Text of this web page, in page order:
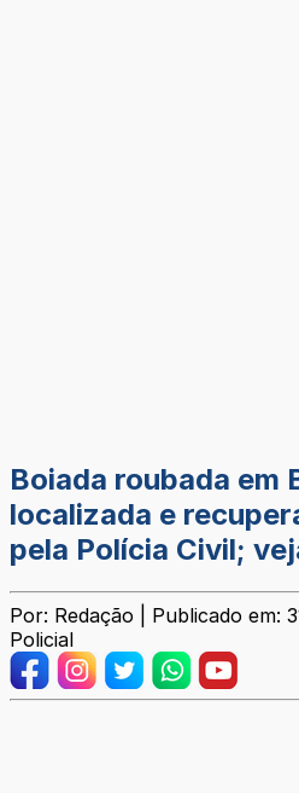
Boiada roubada em
localizada e
pela Polícia Civil;
Por: Redação | Publicado em:
Policial